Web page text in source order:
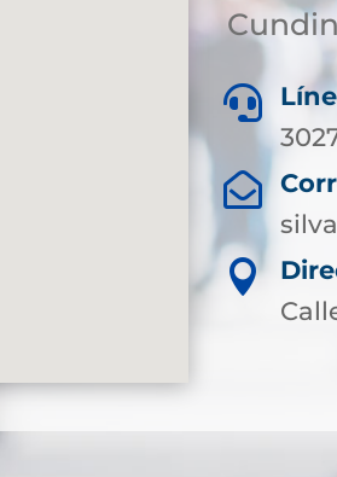


